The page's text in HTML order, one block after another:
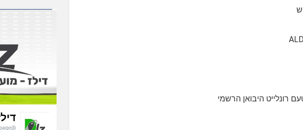
רונלייט היבואן הרשמי